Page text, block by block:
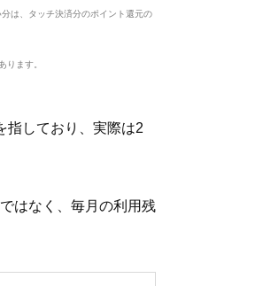
は、タッチ決済分のポイント還元の
ります。
指しており、実際は2
はなく、毎月の利用残